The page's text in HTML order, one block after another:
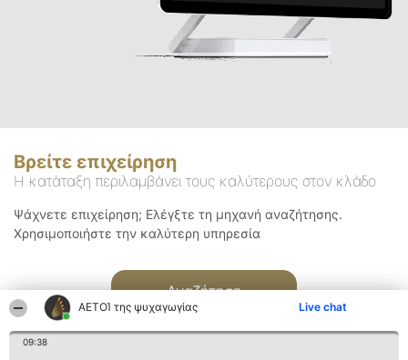
ΑΕΤΟΊ της ψυχαγωγίας Live chat
09:38
Βρείτε επιχείρηση
Η κατάταξη περιλαμβάνει τους καλύτερους στον κλάδο
Ψάχνετε επιχείρηση; Ελέγξτε τη μηχανή αναζήτησης.
Χρησιμοποιήστε την καλύτερη υπηρεσία
Αναζήτηση